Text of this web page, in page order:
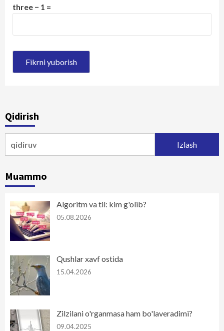
three − 1 =
Qidirish
Muammo
Algoritm va til: kim g'olib?
05.08.2026
Qushlar xavf ostida
15.04.2026
Zilzilani o'rganmasa ham bo'laveradimi?
09.04.2025